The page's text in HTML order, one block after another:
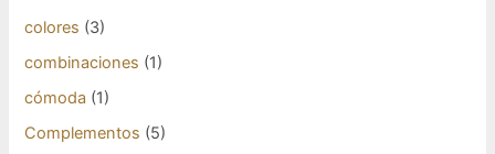
colores (3)
combinaciones (1)
cómoda (1)
Complementos (5)